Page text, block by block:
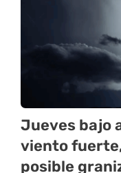
Jueves bajo
viento
posible